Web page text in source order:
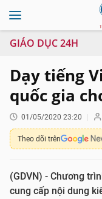
GIÁO DỤC 24H
Dạy tiếng
quốc gia
01/05/2020 23:20
Theo dõi trên
(GDVN) - Chương
cung cấp nội dung